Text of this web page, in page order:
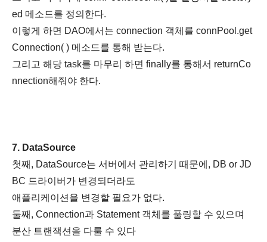
ed 메소드를 정의한다.
이렇게 하면 DAO에서는 connection 객체를 connPool.get
Connection( ) 메소드를 통해 받는다.
그리고 해당 task를 마무리 하면 finally를 통해서 returnCo
nnection해줘야 한다.
7. DataSource
첫째, DataSource는 서버에서 관리하기 때문에, DB or JD
BC 드라이버가 변경되더라도
애플리케이션을 변경할 필요가 없다.
둘째, Connection과 Statement 객체를 풀링할 수 있으며
분산 트랜잭션을 다룰 수 있다